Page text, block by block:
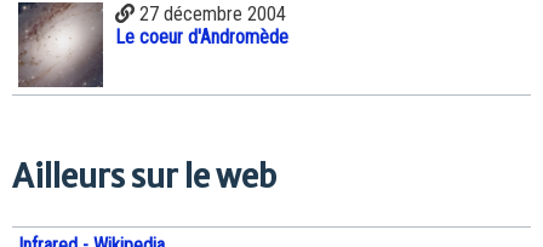
27 décembre 2004
Le coeur d'Andromède
Ailleurs sur le web